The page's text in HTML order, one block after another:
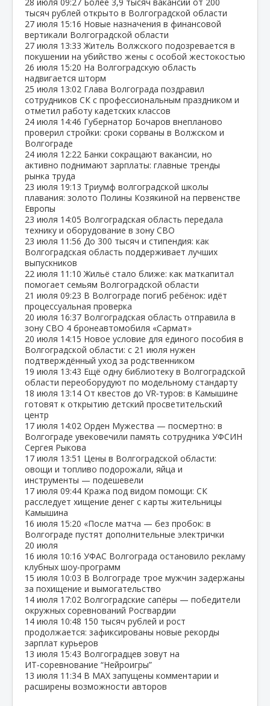
тысяч рублей открыто в Волгоградской области
27 июля 15:16 Новые назначения в финансовой
вертикали Волгоградской области
27 июля 13:33 Житель Волжского подозревается в
покушении на убийство жены с особой жестокостью
26 июля 15:20 На Волгоградскую область
надвигается шторм
25 июля 13:02 Глава Волгограда поздравил
сотрудников СК с профессиональным праздником и
отметил работу кадетских классов
24 июля 14:46 Губернатор Бочаров внепланово
проверил стройки: сроки сорваны в Волжском и
Волгограде
24 июля 12:22 Банки сокращают вакансии, но
активно поднимают зарплаты: главные тренды
рынка труда
23 июля 19:13 Триумф волгоградской школы
плавания: золото Полины Козякиной на первенстве
Европы
23 июля 14:05 Волгоградская область передала
технику и оборудование в зону СВО
23 июля 11:56 До 300 тысяч и стипендия: как
Волгоградская область поддерживает лучших
выпускников
22 июля 11:10 Жильё стало ближе: как маткапитал
помогает семьям Волгоградской области
21 июля 09:23 В Волгограде погиб ребёнок: идёт
процессуальная проверка
20 июля 16:37 Волгоградская область отправила в
зону СВО 4 бронеавтомобиля «Сармат»
20 июля 14:15 Новое условие для единого пособия в
Волгоградской области: с 21 июля нужен
подтверждённый уход за родственником
19 июля 13:43 Ещё одну библиотеку в Волгоградской
области переоборудуют по модельному стандарту
18 июля 13:14 От квестов до VR‑туров: в Камышине
готовят к открытию детский просветительский
центр
17 июля 14:02 Орден Мужества — посмертно: в
Волгограде увековечили память сотрудника УФСИН
Сергея Рыкова
17 июля 13:51 Цены в Волгоградской области:
овощи и топливо подорожали, яйца и
инструменты — подешевели
17 июля 09:44 Кража под видом помощи: СК
расследует хищение денег с карты жительницы
Камышина
16 июля 15:20 «После матча — без пробок: в
Волгограде пустят дополнительные электрички
20 июля
16 июля 10:16 УФАС Волгограда остановило рекламу
клубных шоу‑программ
15 июля 10:03 В Волгограде трое мужчин задержаны
за похищение и вымогательство
14 июля 17:02 Волгоградские сапёры — победители
окружных соревнований Росгвардии
14 июля 10:48 150 тысяч рублей и рост
продолжается: зафиксированы новые рекорды
зарплат курьеров
13 июля 15:43 Волгоградцев зовут на
ИТ‑соревнование “Нейроигры”
13 июля 11:34 В МАХ запущены комментарии и
расширены возможности авторов